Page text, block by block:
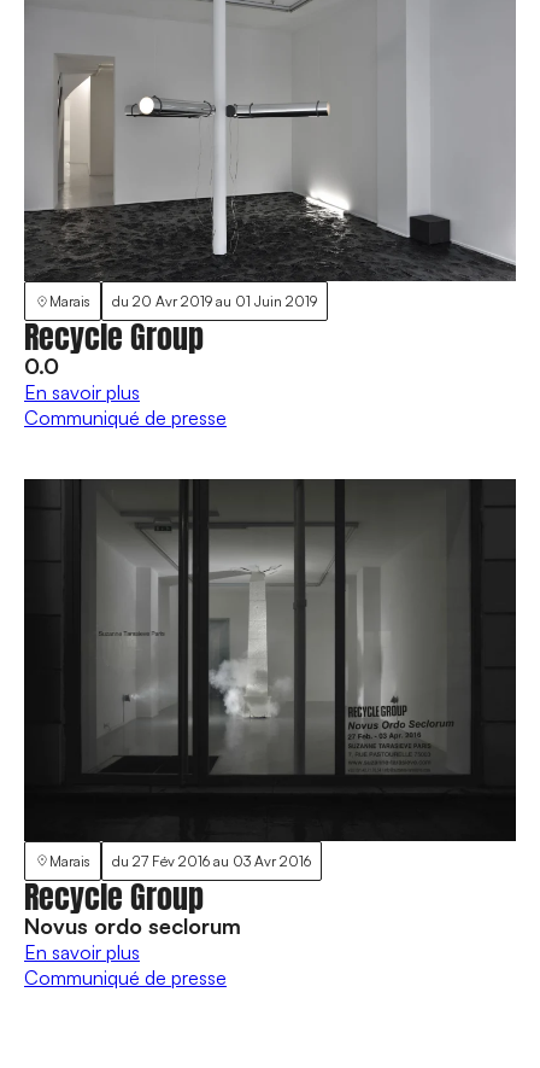
Marais du 20 Avr 2019 au 01 Juin 2019
Recycle Group
0.0
En savoir plus
Communiqué de presse
Marais du 27 Fév 2016 au 03 Avr 2016
Recycle Group
Novus ordo seclorum
En savoir plus
Communiqué de presse